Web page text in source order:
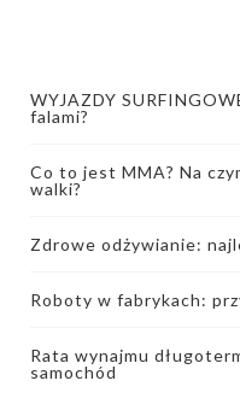
WYJAZDY
falami?
Co to jest MMA? Na
walki?
Zdrowe odżywianie:
Roboty w fabrykach:
Rata wynajmu
samochód